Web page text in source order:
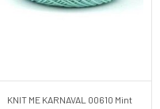
KNIT ME KARNAVAL 00610 Mint